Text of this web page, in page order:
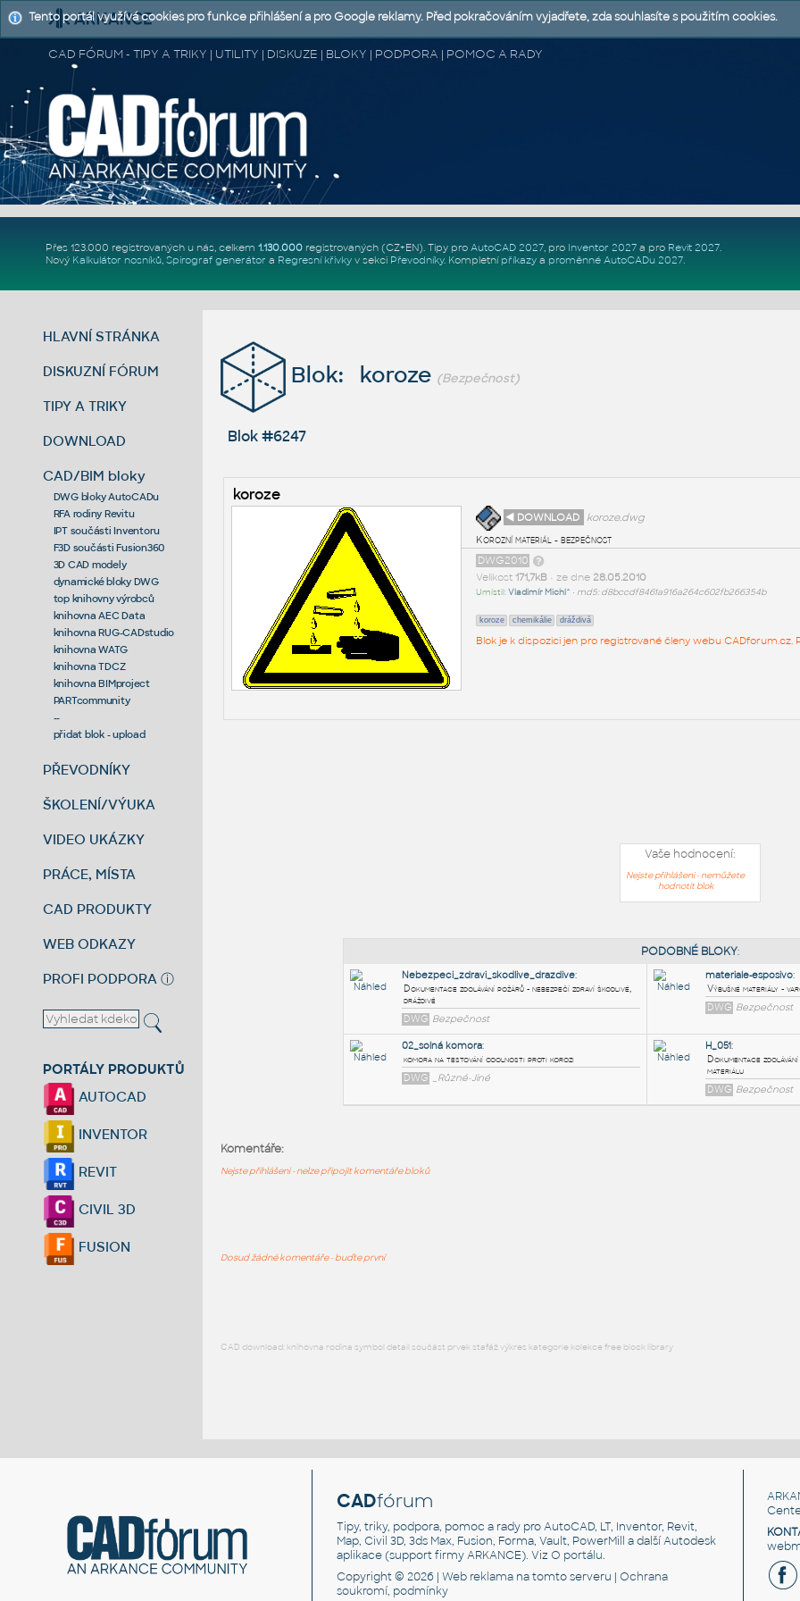
CAD FÓRUM - TIPY A TRIKY | UTILITY | DISKUZE | BLOKY | PODPORA | POMOC A RADY
Přes 123.000 registrovaných u nás, celkem 1.130.000registrovaných (CZ+EN). Tipy pro AutoCAD 2027, pro Inventor 2027a pro Revit 2027.
Nový Kalkulátor nosníků, Spirograf generátor a Regresní křivkyv sekci Převodníky. Kompletní příkazya proměnné AutoCADu 2027.
HLAVNÍ STRÁNKA
DISKUZNÍ FÓRUM
TIPY A TRIKY
DOWNLOAD
CAD/BIM bloky
DWG bloky AutoCADu
RFA rodiny Revitu
IPT součásti Inventoru
F3D součásti Fusion360
3D CAD modely
dynamické bloky DWG
top knihovny výrobců
knihovna AEC Data
knihovna RUG-CADstudio
knihovna WATG
knihovna TDCZ
knihovna BIMproject
PARTcommunity
--
přidat blok - upload
PŘEVODNÍKY
ŠKOLENÍ/VÝUKA
VIDEO UKÁZKY
PRÁCE, MÍSTA
CAD PRODUKTY
WEB ODKAZY
PROFI PODPORA ⓘ
PORTÁLY PRODUKTŮ
AUTOCAD
INVENTOR
REVIT
CIVIL 3D
FUSION
Blok: koroze (Bezpečnost)
Blok #6247
koroze
◄ DOWNLOAD
koroze.dwg
Korozní materiál - bezpečnost
DWG2010
Velikost 171,7kB• ze dne 28.05.2010
Umístil:Vladimír Michl^ • md5: d8bccdf8461a916a264c602fb266354b
koroze chemikálie dráždivá
Blok je k dispozici jen pro registrované členy webu CADforum.cz.
Vaše hodnocení:
Nejste přihlášeni - nemůžete
hodnotit blok
Komentáře:
Nejste přihlášeni - nelze připojit komentáře bloků
Dosud žádné komentáře - buďte první
CAD download: knihovna rodina symbol detail součást prvek stafáž výkres kategorie kolekce free block library
CADfórum
Tipy, triky, podpora, pomoc a rady pro AutoCAD, LT, Inventor, Revit,
Map, Civil 3D, 3ds Max, Fusion, Forma, Vault, PowerMill a další Autodesk
aplikace (support firmy ARKANCE). VizO portálu.
Copyright © 2026 |Web reklama na tomto serveru |Ochrana
soukromí, podmínky
Tento portál využívá cookies pro funkce přihlášení a pro Google reklamy. Před pokračováním vyjadřete, zda souhlasíte s použitím cookies.